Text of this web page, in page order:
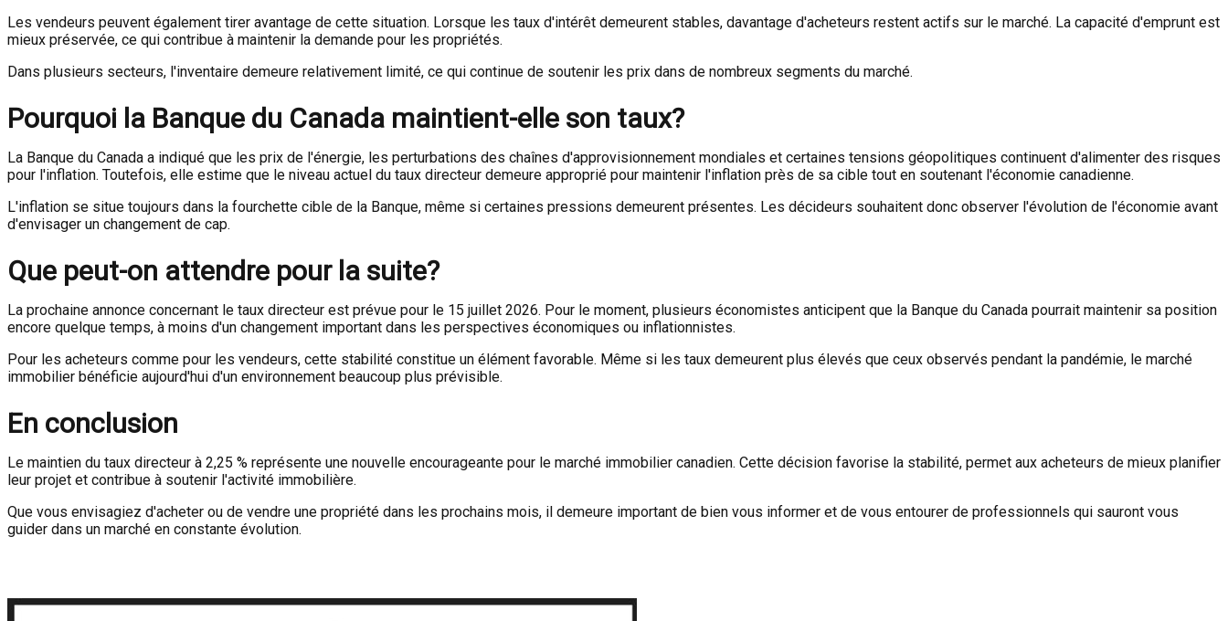
Les vendeurs peuvent également tirer avantage de cette situation. Lorsque les taux d'intérêt demeurent stables, davantage d'acheteurs restent actifs sur le marché. La capacité d'emprunt est
mieux préservée, ce qui contribue à maintenir la demande pour les propriétés.
Dans plusieurs secteurs, l'inventaire demeure relativement limité, ce qui continue de soutenir les prix dans de nombreux segments du marché.
Pourquoi la Banque du Canada maintient-elle son taux?
La Banque du Canada a indiqué que les prix de l'énergie, les perturbations des chaînes d'approvisionnement mondiales et certaines tensions géopolitiques continuent d'alimenter des risques
pour l'inflation. Toutefois, elle estime que le niveau actuel du taux directeur demeure approprié pour maintenir l'inflation près de sa cible tout en soutenant l'économie canadienne.
L'inflation se situe toujours dans la fourchette cible de la Banque, même si certaines pressions demeurent présentes. Les décideurs souhaitent donc observer l'évolution de l'économie avant
d'envisager un changement de cap.
Que peut-on attendre pour la suite?
La prochaine annonce concernant le taux directeur est prévue pour le 15 juillet 2026. Pour le moment, plusieurs économistes anticipent que la Banque du Canada pourrait maintenir sa position
encore quelque temps, à moins d'un changement important dans les perspectives économiques ou inflationnistes.
Pour les acheteurs comme pour les vendeurs, cette stabilité constitue un élément favorable. Même si les taux demeurent plus élevés que ceux observés pendant la pandémie, le marché
immobilier bénéficie aujourd'hui d'un environnement beaucoup plus prévisible.
En conclusion
Le maintien du taux directeur à 2,25 % représente une nouvelle encourageante pour le marché immobilier canadien. Cette décision favorise la stabilité, permet aux acheteurs de mieux planifier
leur projet et contribue à soutenir l'activité immobilière.
Que vous envisagiez d'acheter ou de vendre une propriété dans les prochains mois, il demeure important de bien vous informer et de vous entourer de professionnels qui sauront vous
guider dans un marché en constante évolution.